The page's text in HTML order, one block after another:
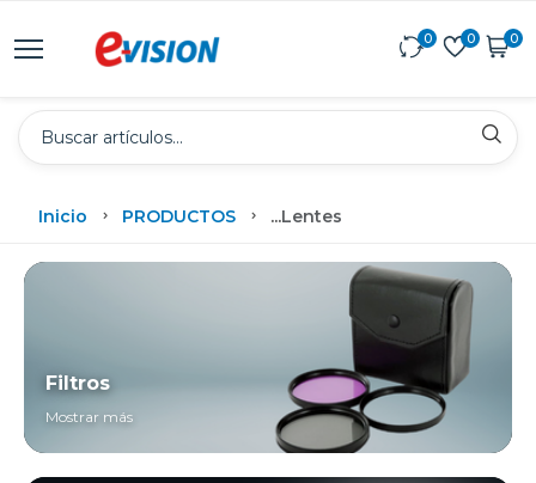
0 0 0
Inicio PRODUCTOS ...Lentes
Filtros
Mostrar más